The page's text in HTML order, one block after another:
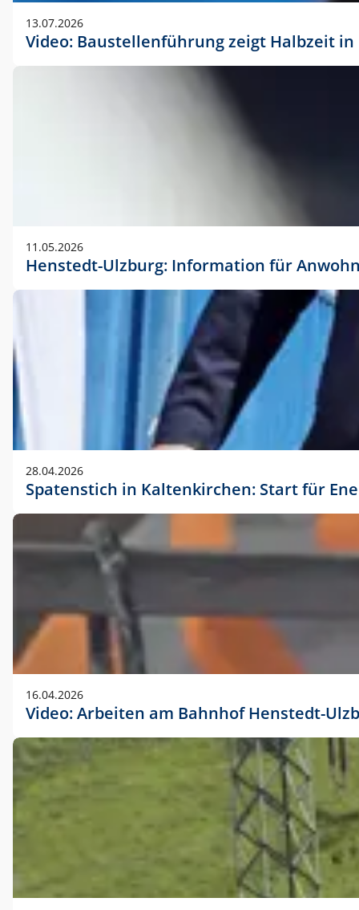
13.07.2026
Video: Baustellenführung zeigt Halbzeit
11.05.2026
Henstedt-Ulzburg: Information für
28.04.2026
Spatenstich in Kaltenkirchen: Start für
16.04.2026
Video: Arbeiten am Bahnhof Henstedt-